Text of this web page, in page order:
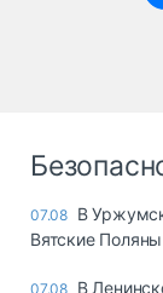
07.08 В
Вятские
07.08 В